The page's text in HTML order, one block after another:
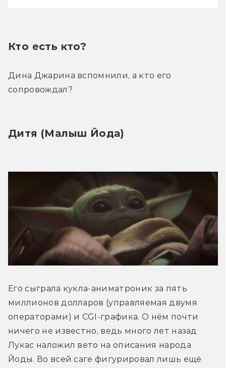
Кто есть кто?
Дина Джарина вспомнили, а кто его
сопровождал?
Дитя (Малыш Йода)
Его сыграла кукла-аниматроник за пять
миллионов долларов (управляемая двумя
операторами) и CGI-графика. О нём почти
ничего не известно, ведь много лет назад
Лукас наложил вето на описания народа
Йоды. Во всей саге фигурировал лишь ещё